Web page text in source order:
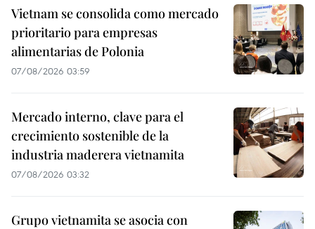
Vietnam se consolida como mercado
prioritario para empresas
alimentarias de Polonia
07/08/2026 03:59
Mercado interno, clave para el
crecimiento sostenible de la
industria maderera vietnamita
07/08/2026 03:32
Grupo vietnamita se asocia con